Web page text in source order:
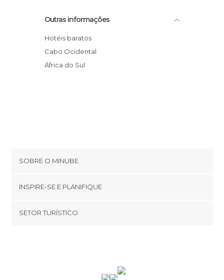
Outras informações
Hotéis baratos
Cabo Ocidental
África do Sul
SOBRE O MINUBE
Términos e Condições
INSPIRE-SE E PLANIFIQUE
footer@item_discovertips_anchor
SETOR TURÍSTICO